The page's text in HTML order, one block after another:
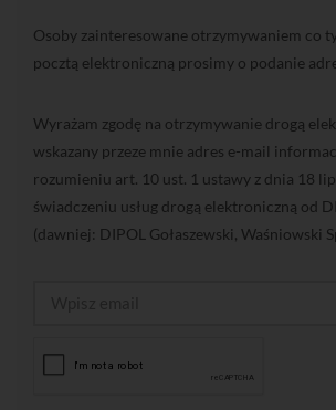
Osoby zainteresowane otrzymywaniem co
pocztą elektroniczną prosimy o podanie
Wyrażam zgodę na otrzymywanie drogą
wskazany przeze mnie adres e-mail
rozumieniu art. 10 ust. 1 ustawy z dnia 18
świadczeniu usług drogą elektroniczną od
(dawniej: DIPOL Gołaszewski, Waśniowski